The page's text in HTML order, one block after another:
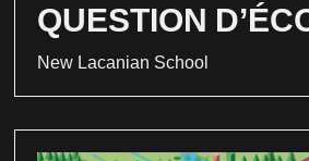
QUESTION
New Lacanian School